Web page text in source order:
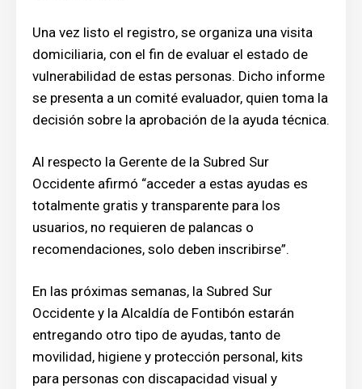
Una vez listo el registro, se organiza una visita
domiciliaria, con el fin de evaluar el estado de
vulnerabilidad de estas personas. Dicho informe
se presenta a un comité evaluador, quien toma la
decisión sobre la aprobación de la ayuda técnica.
Al respecto la Gerente de la Subred Sur
Occidente afirmó “acceder a estas ayudas es
totalmente gratis y transparente para los
usuarios, no requieren de palancas o
recomendaciones, solo deben inscribirse”.
En las próximas semanas, la Subred Sur
Occidente y la Alcaldía de Fontibón estarán
entregando otro tipo de ayudas, tanto de
movilidad, higiene y protección personal, kits
para personas con discapacidad visual y